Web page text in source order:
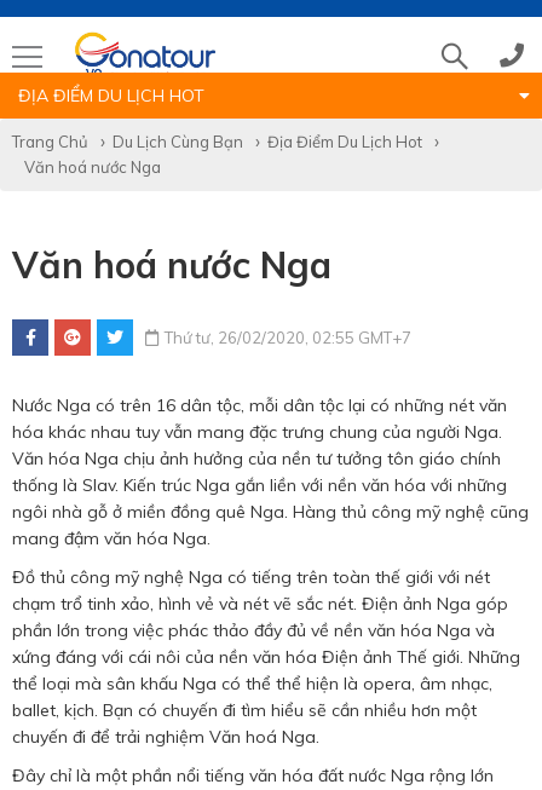
Hotline tour nước ngoài
0786 711 611
Hotline tour trong nước
0783 336 116
Hotine CSKH
0916 404 578
Hotline tư vấn dịch vụ
0784 849 849
ĐỊA ĐIỂM DU LỊCH HOT
Trang Chủ Du Lịch Cùng Bạn
Địa Điểm Du Lịch Hot
Văn hoá nước Nga
Văn hoá nước Nga
Thứ tư, 26/02/2020, 02:55 GMT+7
Nước Nga có trên 16 dân tộc, mỗi dân tộc lại có những nét văn
hóa khác nhau tuy vẫn mang đặc trưng chung của người Nga.
Văn hóa Nga chịu ảnh hưởng của nền tư tưởng tôn giáo chính
thống là Slav. Kiến trúc Nga gắn liền với nền văn hóa với những
ngôi nhà gỗ ở miền đồng quê Nga. Hàng thủ công mỹ nghệ cũng
mang đậm văn hóa Nga.
Đồ thủ công mỹ nghệ Nga có tiếng trên toàn thế giới với nét
chạm trổ tinh xảo, hình vẻ và nét vẽ sắc nét. Điện ảnh Nga góp
phần lớn trong việc phác thảo đầy đủ về nền văn hóa Nga và
xứng đáng với cái nôi của nền văn hóa Điện ảnh Thế giới. Những
thể loại mà sân khấu Nga có thể thể hiện là opera, âm nhạc,
ballet, kịch. Bạn có chuyến đi tìm hiểu sẽ cần nhiều hơn một
chuyến đi để trải nghiệm Văn hoá Nga.
Đây chỉ là một phần nổi tiếng văn hóa đất nước Nga rộng lớn